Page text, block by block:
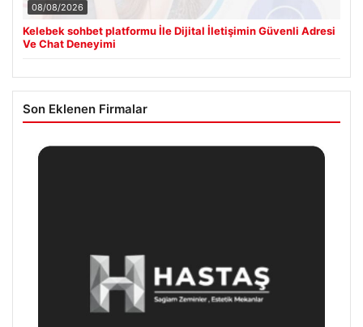
08/08/2026
Kelebek sohbet platformu İle Dijital İletişimin Güvenli Adresi
Ve Chat Deneyimi
Son Eklenen Firmalar